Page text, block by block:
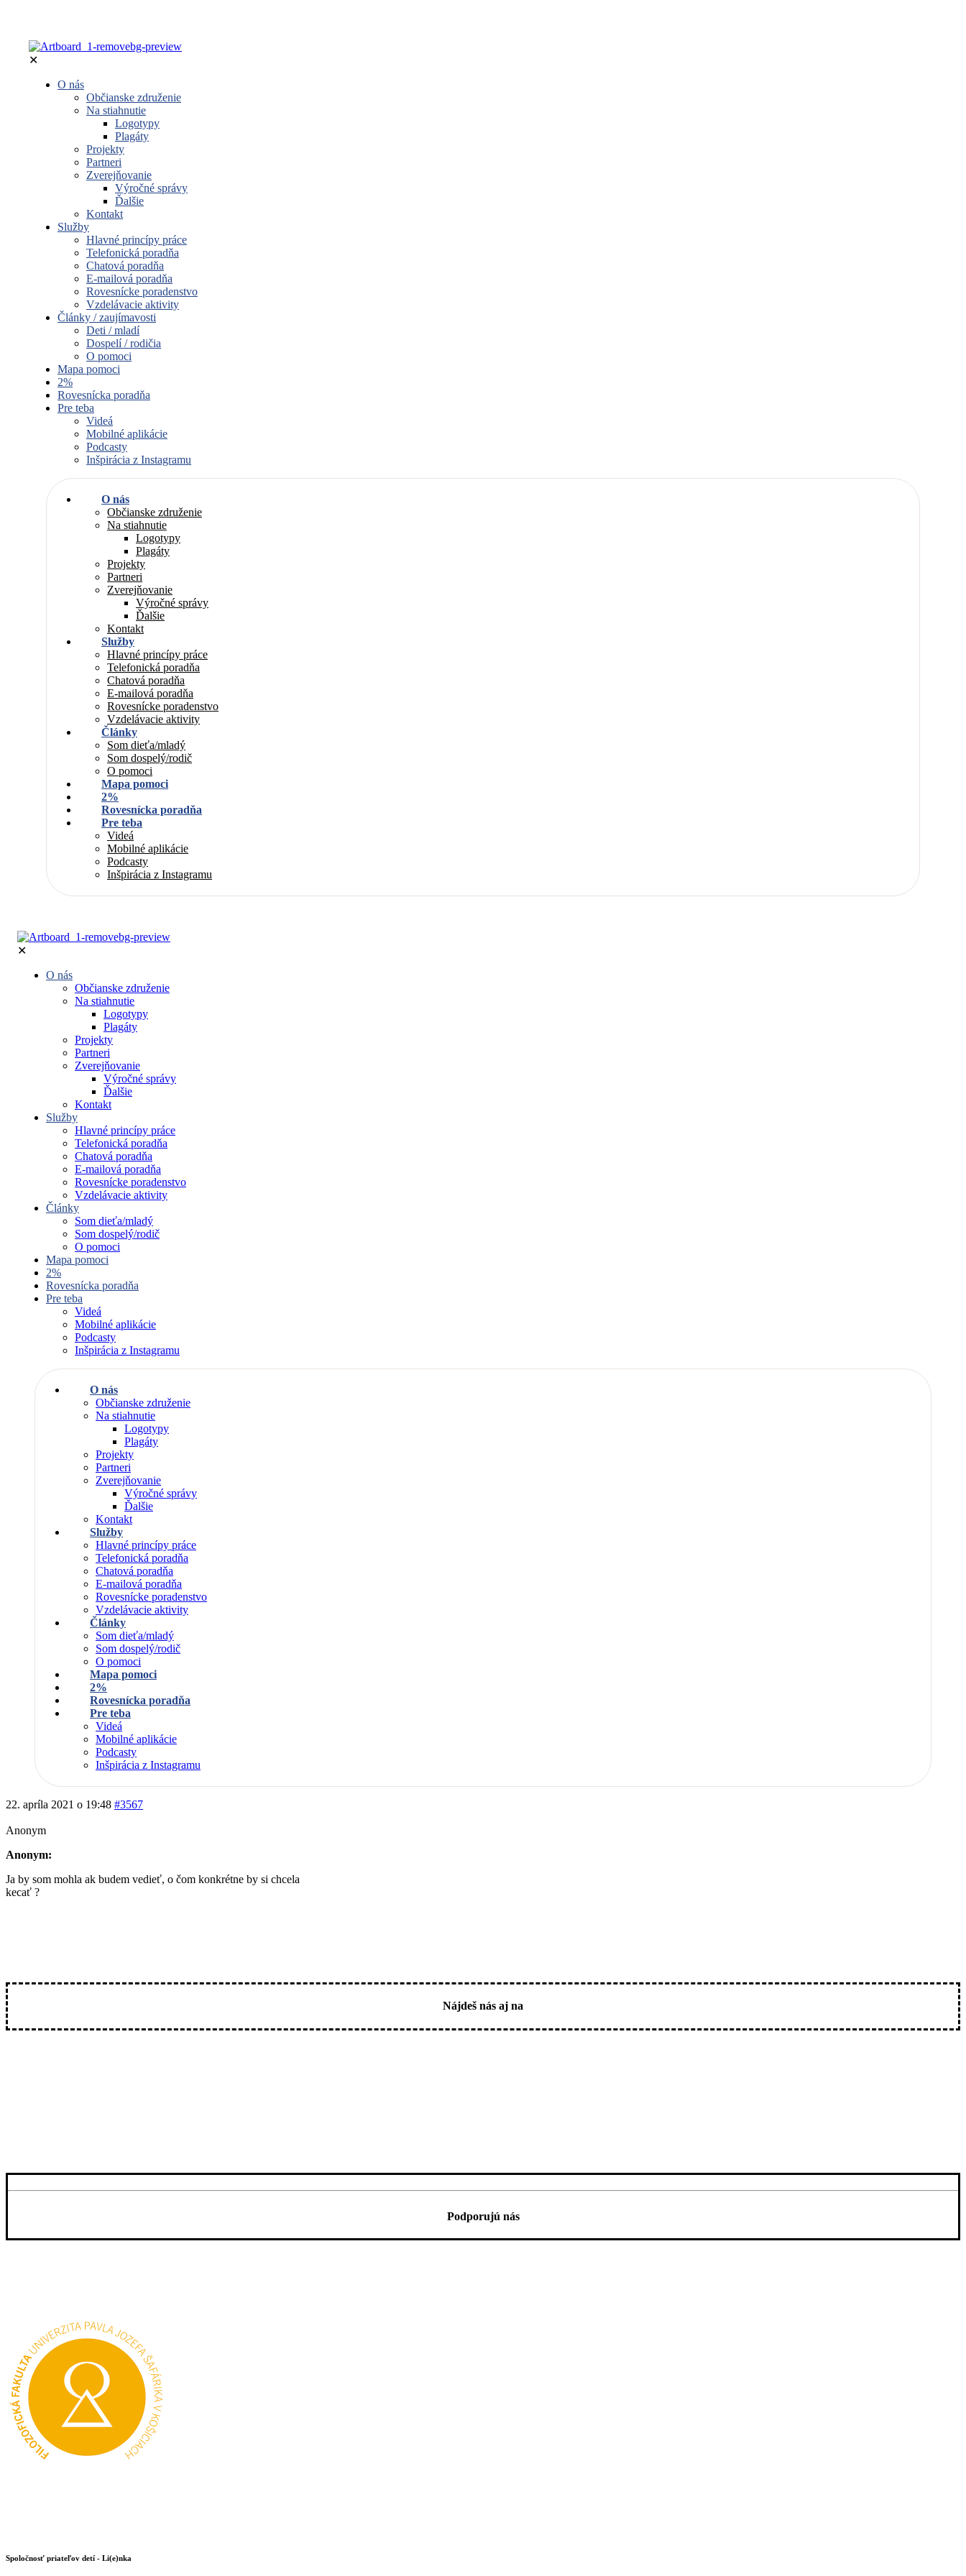
✕
O nás
Občianske združenie
Na stiahnutie
Logotypy
Plagáty
Projekty
Partneri
Zverejňovanie
Výročné správy
Ďalšie
Kontakt
Služby
Hlavné princípy práce
Telefonická poradňa
Chatová poradňa
E-mailová poradňa
Rovesnícke poradenstvo
Vzdelávacie aktivity
Články / zaujímavosti
Deti / mladí
Dospelí / rodičia
O pomoci
Mapa pomoci
2%
Rovesnícka poradňa
Pre teba
Videá
Mobilné aplikácie
Podcasty
Inšpirácia z Instagramu
O nás
Občianske združenie
Na stiahnutie
Logotypy
Plagáty
Projekty
Partneri
Zverejňovanie
Výročné správy
Ďalšie
Kontakt
Služby
Hlavné princípy práce
Telefonická poradňa
Chatová poradňa
E-mailová poradňa
Rovesnícke poradenstvo
Vzdelávacie aktivity
Články
Som dieťa/mladý
Som dospelý/rodič
O pomoci
Mapa pomoci
2%
Rovesnícka poradňa
Pre teba
Videá
Mobilné aplikácie
Podcasty
Inšpirácia z Instagramu
✕
O nás
Občianske združenie
Na stiahnutie
Logotypy
Plagáty
Projekty
Partneri
Zverejňovanie
Výročné správy
Ďalšie
Kontakt
Služby
Hlavné princípy práce
Telefonická poradňa
Chatová poradňa
E-mailová poradňa
Rovesnícke poradenstvo
Vzdelávacie aktivity
Články
Som dieťa/mladý
Som dospelý/rodič
O pomoci
Mapa pomoci
2%
Rovesnícka poradňa
Pre teba
Videá
Mobilné aplikácie
Podcasty
Inšpirácia z Instagramu
O nás
Občianske združenie
Na stiahnutie
Logotypy
Plagáty
Projekty
Partneri
Zverejňovanie
Výročné správy
Ďalšie
Kontakt
Služby
Hlavné princípy práce
Telefonická poradňa
Chatová poradňa
E-mailová poradňa
Rovesnícke poradenstvo
Vzdelávacie aktivity
Články
Som dieťa/mladý
Som dospelý/rodič
O pomoci
Mapa pomoci
2%
Rovesnícka poradňa
Pre teba
Videá
Mobilné aplikácie
Podcasty
Inšpirácia z Instagramu
22. apríla 2021 o 19:48 #3567
Anonym
Anonym:
Ja by som mohla ak budem vedieť, o čom konkrétne by si chcela
kecať ?
Nájdeš nás aj na
Podporujú nás
Spoločnosť priateľov detí - Li(e)nka